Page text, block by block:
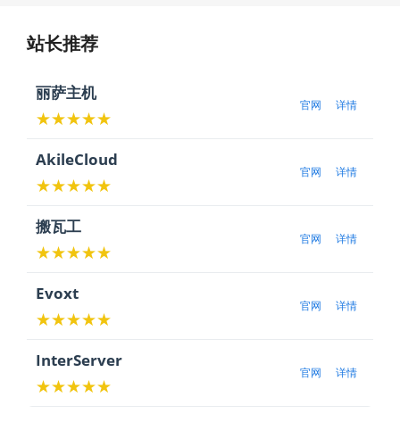
站长推荐
丽萨主机
★★★★★
官网 详情
AkileCloud
★★★★★
官网 详情
搬瓦工
★★★★★
官网 详情
Evoxt
★★★★★
官网 详情
InterServer
★★★★★
官网 详情